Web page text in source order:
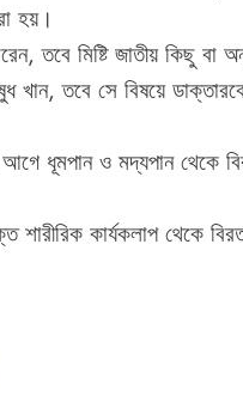
হয়।
তবে মিষ্টি জাতীয় কিছু বা
তবে সে বিষয়ে
আগে ধূমপান ও মদ্যপান থেকে
শারীরিক কার্যকলাপ থেকে